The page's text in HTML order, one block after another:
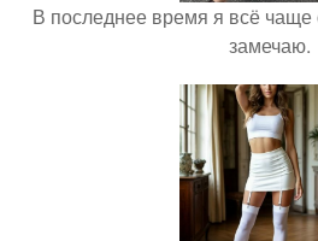
В последнее время я всё чаще
замечаю.